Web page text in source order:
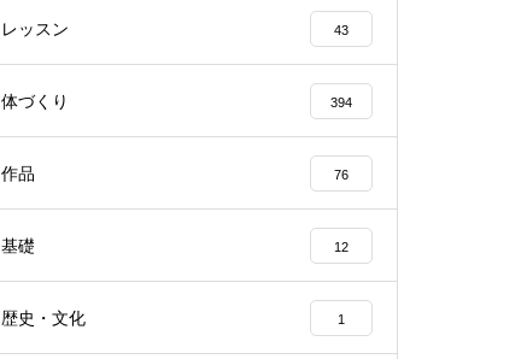
レッスン 43
体づくり 394
作品 76
基礎 12
歴史・文化 1